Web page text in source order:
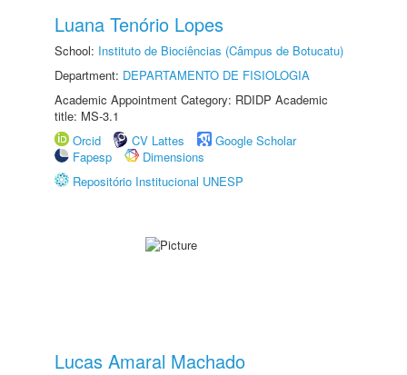
Luana Tenório Lopes
School: Instituto de Biociências (Câmpus de Botucatu)
Department: DEPARTAMENTO DE FISIOLOGIA
Academic Appointment Category: RDIDP Academic
title: MS-3.1
Orcid
CV Lattes
Google Scholar
Fapesp
Dimensions
Repositório Institucional UNESP
Lucas Amaral Machado